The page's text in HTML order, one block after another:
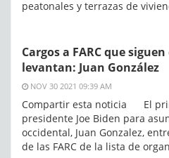
peatonales y terrazas de
Cargos a FARC que
levantan: Juan González
NOV 30 2021 09:39 AM
Compartir esta noticia El
presidente Joe Biden para
occidental, Juan Gonzalez,
de las FARC de la lista de